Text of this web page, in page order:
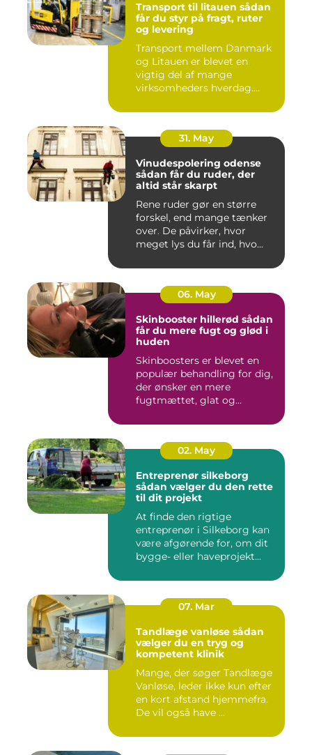
Transport til litauen sådan
får du styr på fragt, ruter
og levering
Transport mellem Danmark
og Litauen er blevet en
vigtig del af mange
virksomheders hverdag.
31. May
Vinudespolering odense
sådan får du ruder, der
altid står skarpt
Rene ruder gør en større
forskel, end mange tænker
over. De påvirker, hvor
meget lys du får ind, hvo...
06. May
Skinbooster hillerød sådan
får du mere fugt og glød i
huden
Skinboosters er blevet en
populær behandling for dig,
der ønsker en mere
fugtmættet, glat og
02. May
Entreprenør silkeborg
sådan vælger du den rette
til dit projekt
At finde den rigtige
entreprenør i Silkeborg kan
være afgørende for, om dit
bygge- eller haveprojekt...
07. Mar
Tandlæge vanløse sådan
vælger du en tryg og
kompetent klinik
Mange, der søger Tandlæge
Vanløse, leder ikke kun efter
en kort afstand hjemmefra.
De vil også have ...